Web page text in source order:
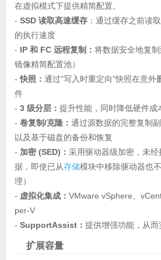
在虚拟模式下提供精简配置。
- SSD 读取高速缓存：通过缓存之前读
的执行速度
- IP 和 FC 远程复制： 将数据安全地复
镜像精简配置池）
-快照： 通过“写入时重定向”快照在意外
件
- 3 级分层： 提升性能，同时降低硬件成
- 卷复制/克隆： 通过源数据的完整复制
以及基于磁盘的备份和恢复
- 加密 (SED)： 采用驱动器级加密，未
据，即使已从存储模块中移除驱动器也
理）
- 虚拟化集成： VMware vSphere、
per-V
- SupportAssist： 提供增强功能，从
扩展容量